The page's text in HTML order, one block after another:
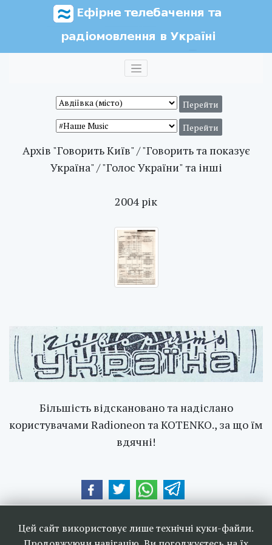
Архів "Говорить Київ" / "Говорить та показує
Україна" / "Голос України" та інші
2004 рік
Більшість відскановано та надіслано
користувачами Radioneon та KOTENKO., за що їм
вдячні!
Цей сайт використовує лише технічні куки-файли.